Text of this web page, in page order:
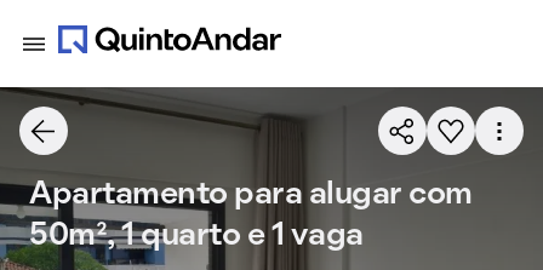
Apartamento para alugar com
50m², 1 quarto e 1 vaga